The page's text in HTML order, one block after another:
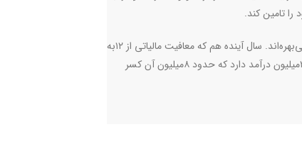
را تامین کند.
فرقدانی اضافه کرد: مالیات‌ها کمر پرستاران را شکسته است و وقتی دو جا کار می‌کنند از معافیت مالیاتی بی‌بهره‌اند. سال آینده هم که معافیت مالیاتی از ۱۲به
۲۴میلیون رسیده و این خبر برای پرستاران دلگرم کننده نیست. امروز اگر پرستاری دو جا کار کنند حدود ۲۷میلیون درآمد دارد که حدود ۸میلیون آن کسر